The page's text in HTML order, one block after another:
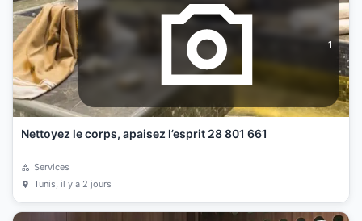
1
Nettoyez le corps, apaisez l’esprit 28 801 661
Services
Tunis, il y a 2 jours